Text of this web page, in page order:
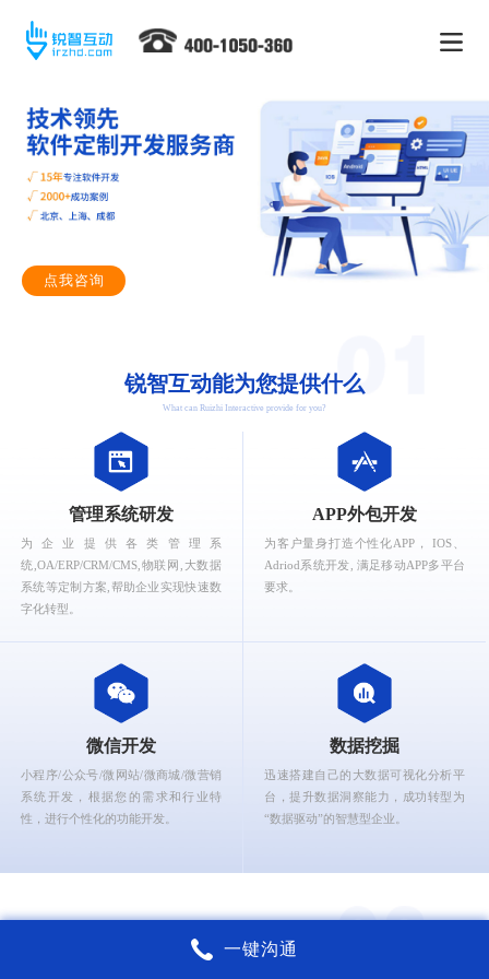
点我咨询
锐智互动能为您提供什么
What can Ruizhi Interactive provide for you?
管理系统研发
为企业提供各类管理系
统,OA/ERP/CRM/CMS,物联网,大数据
系统等定制方案,帮助企业实现快速数
字化转型。
APP外包开发
为客户量身打造个性化APP， IOS、
Adriod系统开发, 满足移动APP多平台
要求。
微信开发
小程序/公众号/微网站/微商城/微营销
系统开发，根据您的需求和行业特
性，进行个性化的功能开发。
数据挖掘
迅速搭建自己的大数据可视化分析平
台，提升数据洞察能力，成功转型为
“数据驱动”的智慧型企业。
锐智互动核心能力
一键沟通